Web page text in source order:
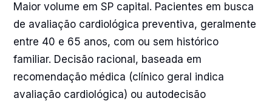
Maior volume em SP capital. Pacientes em busca
de avaliação cardiológica preventiva, geralmente
entre 40 e 65 anos, com ou sem histórico
familiar. Decisão racional, baseada em
recomendação médica (clínico geral indica
avaliação cardiológica) ou autodecisão